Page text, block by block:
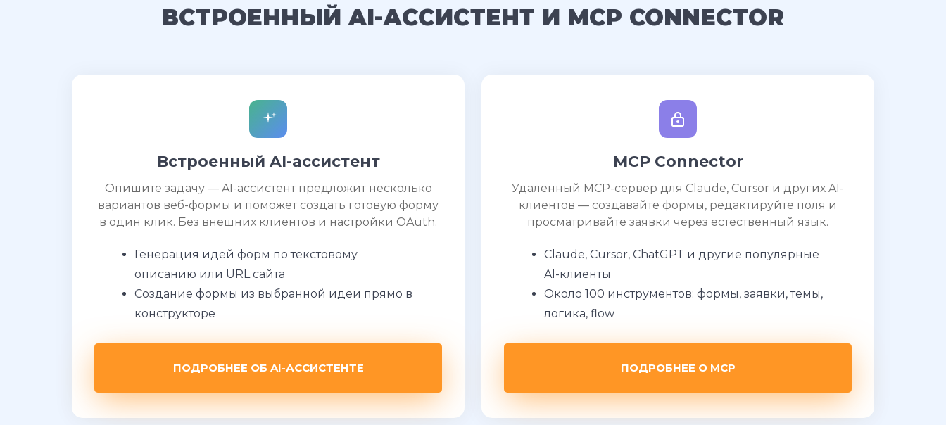
ВСТРОЕННЫЙ AI-АССИСТЕНТ И MCP CONNECTOR
Встроенный AI-ассистент
Опишите задачу — AI-ассистент предложит несколько
вариантов веб-формы и поможет создать готовую форму
в один клик. Без внешних клиентов и настройки OAuth.
Генерация идей форм по текстовому
описанию или URL сайта
Создание формы из выбранной идеи прямо в
конструкторе
ПОДРОБНЕЕ ОБ AI-АССИСТЕНТЕ
MCP Connector
Удалённый MCP-сервер для Claude, Cursor и других AI-
клиентов — создавайте формы, редактируйте поля и
просматривайте заявки через естественный язык.
Claude, Cursor, ChatGPT и другие популярные
AI-клиенты
Около 100 инструментов: формы, заявки, темы,
логика, flow
ПОДРОБНЕЕ О MCP